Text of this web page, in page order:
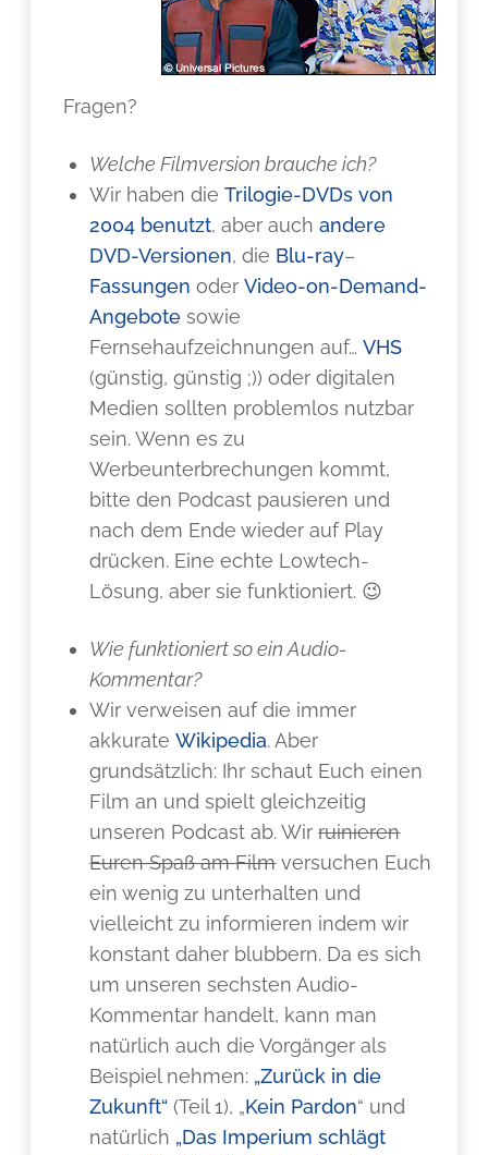
Fragen?
Welche Filmversion brauche ich?
Wir haben dieTrilogie-DVDs von
2004 benutzt, aber auchandere
DVD-Versionen, die Blu-ray–
Fassungen oderVideo-on-Demand-
Angebote sowie
Fernsehaufzeichnungen auf…VHS
(günstig, günstig ;)) oder digitalen
Medien sollten problemlos nutzbar
sein. Wenn es zu
Werbeunterbrechungen kommt,
bitte den Podcast pausieren und
nach dem Ende wieder auf Play
drücken. Eine echte Lowtech-
Lösung, aber sie funktioniert. 😉
Wie funktioniert so ein Audio-
Kommentar?
Wir verweisen auf die immer
akkurateWikipedia. Aber
grundsätzlich: Ihr schaut Euch einen
Film an und spielt gleichzeitig
unseren Podcast ab. Wirruinieren
Euren Spaß am Filmversuchen Euch
ein wenig zu unterhalten und
vielleicht zu informieren indem wir
konstant daher blubbern. Da es sich
um unseren sechsten Audio-
Kommentar handelt, kann man
natürlich auch die Vorgänger als
Beispiel nehmen: „Zurück in die
Zukunft“ (Teil 1), „Kein Pardon“ und
natürlich „Das Imperium schlägt